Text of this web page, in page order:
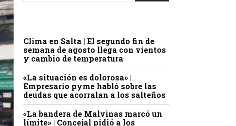
Clima en Salta | El segundo fin de
semana de agosto llega con vientos
y cambio de temperatura
«La situación es dolorosa» |
Empresario pyme habló sobre las
deudas que acorralan a los salteños
«La bandera de Malvinas marcó un
límite» | Concejal pidió a los